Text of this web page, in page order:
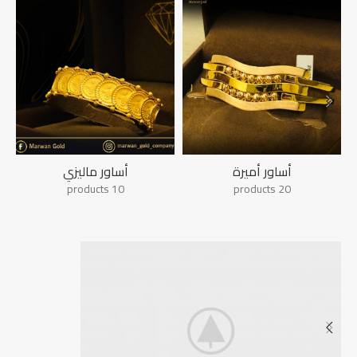
أساور أميرة
20 products
أساور ماليزي
10 products